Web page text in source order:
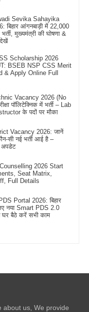
Sevika Sahayika
बिहार आंगनबाड़ी में 22,000
भर्ती, मुख्यमंत्री की घोषणा &
देखें
Scholarship 2026
BSEB NSP CSS Merit
& Apply Online Full
Vacancy 2026 (No
पॉलिटेक्निक में भर्ती – Lab
के पदों पर मौका
Vacancy 2026: जानें
सी नई भर्ती आई है –
2026 Start
Seat Matrix,
Full Details
Portal 2026: बिहार
नया Smart PDS 2.0
घर बैठे करें सभी काम
about us, We provide